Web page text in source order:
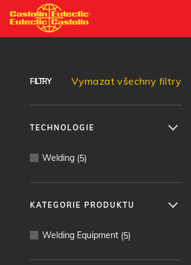
Přejít
FILTRY Vymazat všechny filtry
TECHNOLOGIE
Welding (5)
KATEGORIE PRODUKTU
Welding Equipment (5)